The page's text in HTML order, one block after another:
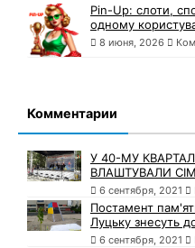
Pin-Up: слоти,
одному
8 июня, 2026
Комментарии
У 40-МУ
ВЛАШТУВАЛИ
6 сентября, 2021
Постамент
Луцьку знесуть
6 сентября, 2021